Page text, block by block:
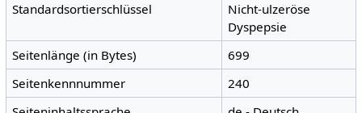
Standardsortierschlüssel
Nicht-ulzeröse
Dyspepsie
Seitenlänge (in Bytes)
699
Seitenkennnummer
240